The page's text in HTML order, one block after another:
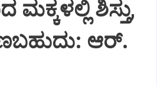
ಶಿಸ್ತು,
ಆರ್‌.